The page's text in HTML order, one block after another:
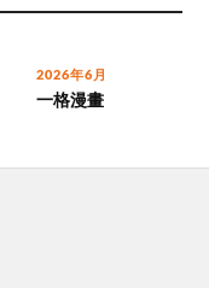
2026年6月
一格漫畫